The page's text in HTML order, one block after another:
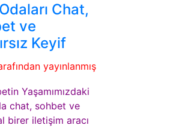
Chat,
ve
Keyif
yayınlanmış
Yaşamımızdaki
chat, sohbet ve
birer iletişim aracı